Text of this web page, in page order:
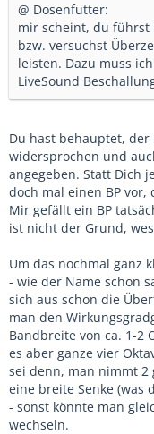
@ Dosenfutter:
mir scheint, du führst
bzw. versuchst
leisten. Dazu muss
LiveSound
Du hast behauptet, der
widersprochen und
angegeben. Statt Dich
doch mal einen BP
Mir gefällt ein BP
ist nicht der Grund,
Um das nochmal ganz
- wie der Name schon
sich aus schon die
man den
Bandbreite von ca. 1-2
es aber ganze vier
sei denn, man nimmt 2
eine breite Senke (was
- sonst könnte man
wechseln.